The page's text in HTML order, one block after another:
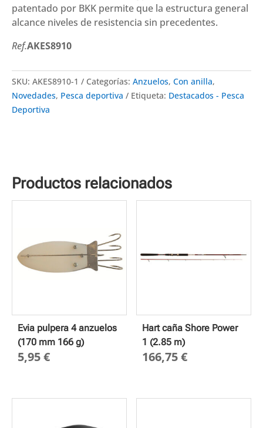
patentado por BKK permite que la estructura general
alcance niveles de resistencia sin precedentes.
Ref.AKES8910
SKU: AKES8910-1 Categorías: Anzuelos, Con anilla,
Novedades, Pesca deportiva Etiqueta: Destacados - Pesca
Deportiva
Productos relacionados
Evia pulpera 4 anzuelos
(170 mm 166 g)
5,95€
Hart caña Shore Power
1 (2.85 m)
166,75€